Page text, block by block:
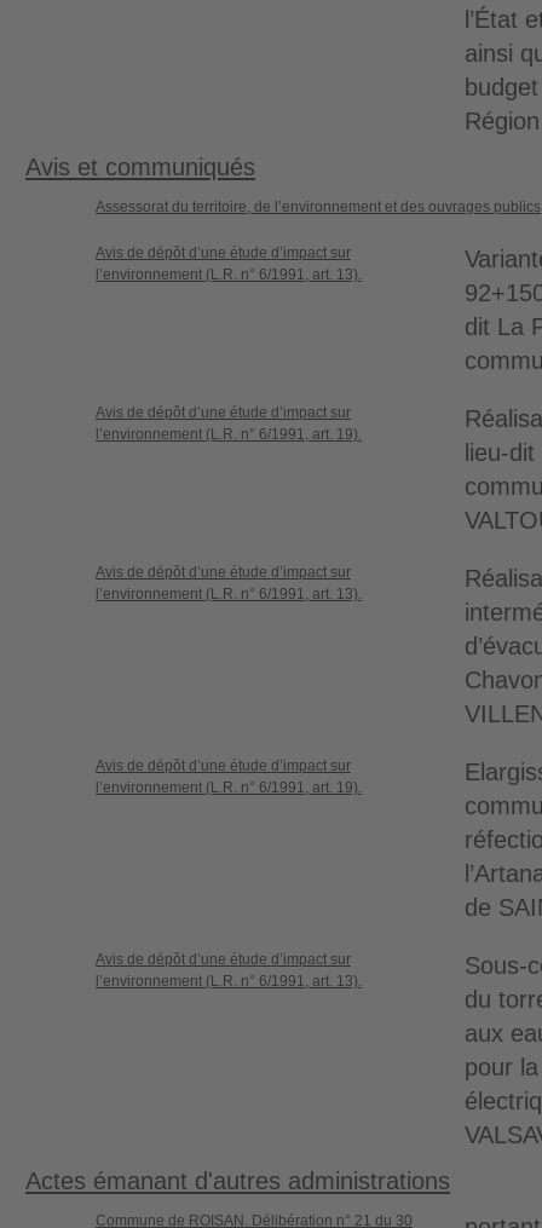
l’État
ainsi
Avis et communiqués
Assessorat du territoire, de l’environnement et des ouvrages publics
Avis de dépôt d’une étude d’impact sur
l’environnement (L.R. n° 6/1991, art. 13).
dit La
Avis de dépôt d’une étude d’impact sur
l’environnement (L.R. n° 6/1991, art. 19).
lieu-
Avis de dépôt d’une étude d’impact sur
l’environnement (L.R. n° 6/1991, art. 13).
Avis de dépôt d’une étude d’impact sur
l’environnement (L.R. n° 6/1991, art. 19).
de
Avis de dépôt d’une étude d’impact sur
l’environnement (L.R. n° 6/1991, art. 13).
Sous-
du
aux
pour
Actes émanant d'autres administrations
Commune de ROISAN. Délibération n° 21 du 30